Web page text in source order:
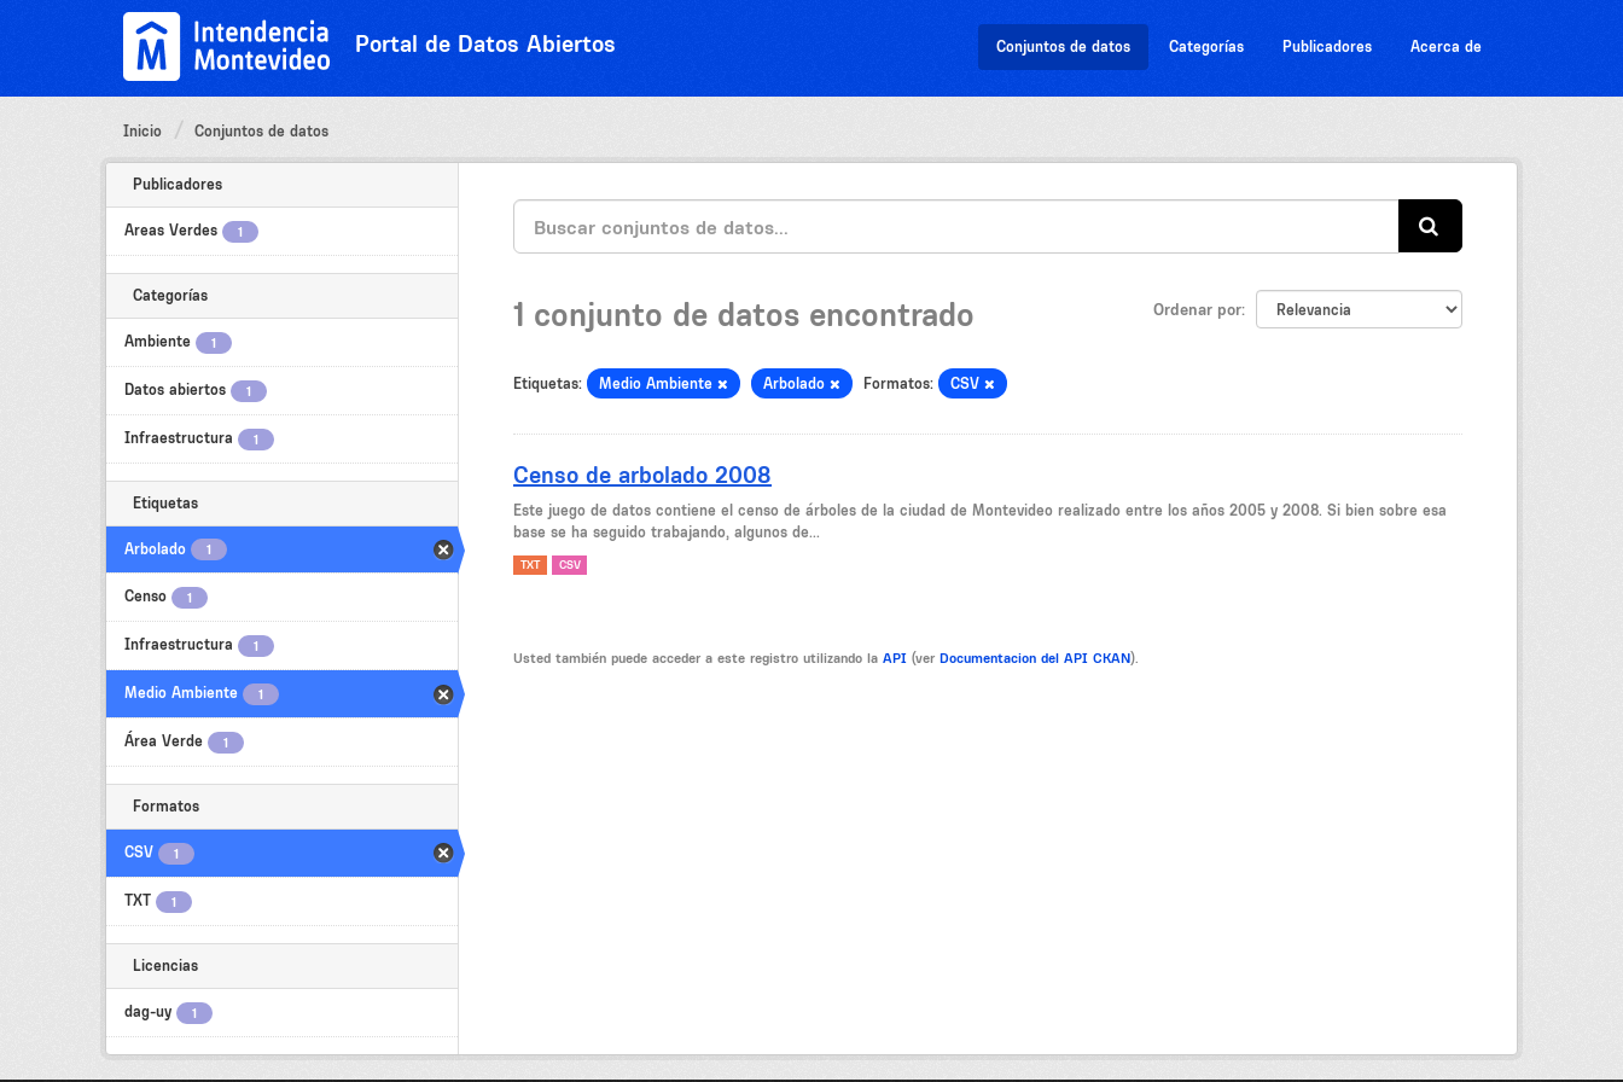
Portal de Datos Abiertos Conjuntos de datos Categorías Publicadores Acerca de
Inicio Conjuntos de datos
Publicadores
Areas Verdes 1
Categorías
Ambiente 1
Datos abiertos 1
Infraestructura 1
Etiquetas
Arbolado 1
Censo 1
Infraestructura 1
Medio Ambiente 1
Área Verde 1
Formatos
CSV 1
TXT 1
Licencias
dag-uy 1
Ordenar por
1 conjunto de datos encontrado
Etiquetas: Medio Ambiente Arbolado Formatos: CSV
Censo de arbolado 2008
Este juego de datos contiene el censo de árboles de la ciudad de Montevideo realizado entre los años 2005 y 2008. Si bien sobre esa
base se ha seguido trabajando, algunos de...
TXT CSV
Usted también puede acceder a este registro utilizando la API (ver Documentacion del API CKAN).